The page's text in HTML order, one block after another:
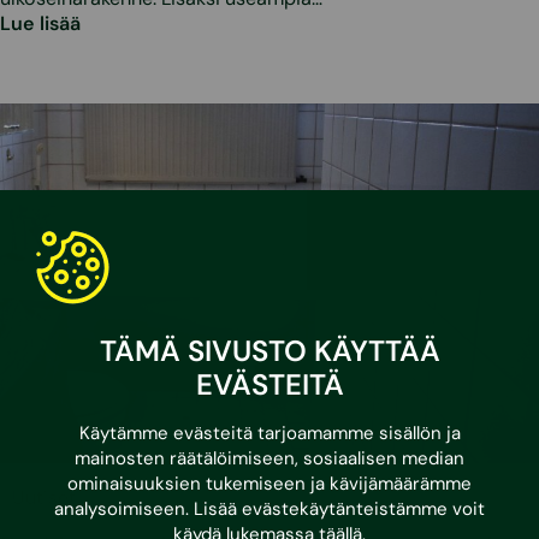
TÄMÄ SIVUSTO KÄYTTÄÄ
EVÄSTEITÄ
Käytämme evästeitä tarjoamamme sisällön ja
mainosten räätälöimiseen, sosiaalisen median
ominaisuuksien tukemiseen ja kävijämäärämme
analysoimiseen. Lisää evästekäytänteistämme voit
käydä lukemassa täällä.
Lue lisää
Uutiset •20.5.2026